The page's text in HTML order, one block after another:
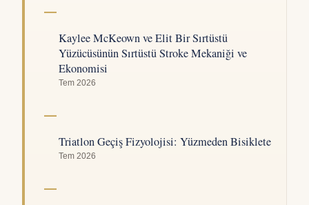
Kaylee McKeown ve Elit Bir Sırtüstü
Yüzücüsünün Sırtüstü Stroke Mekaniği ve
Ekonomisi
Tem 2026
Triatlon Geçiş Fizyolojisi: Yüzmeden Bisiklete
Tem 2026